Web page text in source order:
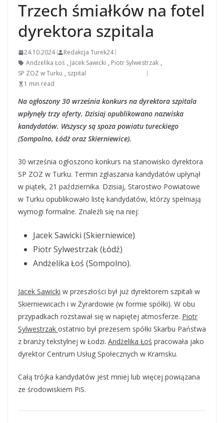
Trzech śmiałków na fotel
dyrektora szpitala
24.10.2024
Redakcja Turek24
Andżelika Łoś , Jacek Sawicki , Piotr Sylwestrzak ,
SP ZOZ w Turku , szpital
1 min read
Na ogłoszony 30 września konkurs na dyrektora szpitala
wpłynęły trzy oferty. Dzisiaj opublikowano nazwiska
kandydatów. Wszyscy są spoza powiatu tureckiego
(Sompolno, Łódź oraz Skierniewice).
30 września ogłoszono konkurs na stanowisko dyrektora
SP ZOZ w Turku. Termin zgłaszania kandydatów upłynął
w piątek, 21 października. Dzisiaj, Starostwo Powiatowe
w Turku opublikowało listę kandydatów, którzy spełniają
wymogi formalne. Znaleźli się na niej:
Jacek Sawicki (Skierniewice)
Piotr Sylwestrzak (Łódź)
Andżelika Łoś (Sompolno).
Jacek Sawicki w przeszłości był już dyrektorem szpitali w
Skierniewicach i w Żyrardowie (w formie spółki). W obu
przypadkach rozstawał się w napiętej atmosferze. Piotr
Sylwestrzak ostatnio był prezesem spółki Skarbu Państwa
z branży tekstylnej w Łodzi. Andżelika Łoś pracowała jako
dyrektor Centrum Usług Społecznych w Kramsku.
Całą trójka kandydatów jest mniej lub więcej powiązana
ze środowiskiem PiS.